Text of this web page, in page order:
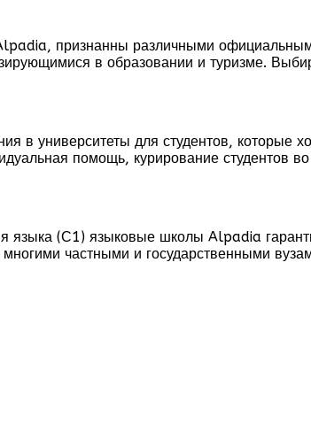
признанны различными
в образовании и туризме.
в университеты для студентов, которые
помощь, курирование студентов
языка (С1) языковые школы Alpadia
частными и государственными